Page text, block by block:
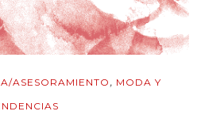
ASESORAMIENTO , MODA Y